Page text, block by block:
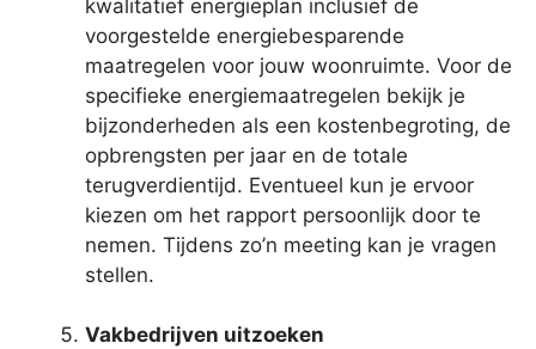
kwalitatief energieplan inclusief de
voorgestelde energiebesparende
maatregelen voor jouw woonruimte. Voor de
specifieke energiemaatregelen bekijk je
bijzonderheden als een kostenbegroting, de
opbrengsten per jaar en de totale
terugverdientijd. Eventueel kun je ervoor
kiezen om het rapport persoonlijk door te
nemen. Tijdens zo’n meeting kan je vragen
stellen.
Vakbedrijven uitzoeken